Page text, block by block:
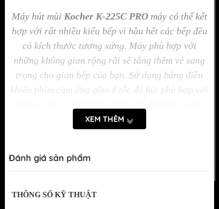
Máy hút mùi Kocher K-225C PRO máy có thể kết
hợp với rất nhiều kiểu bếp vì hầu hết các bếp đều
có kích thước tương xứng. Máy phù hợp với
những không gian rộng rãi sẽ tăng thêm vẻ sang
trọng cho gian bếp của bạn. Sử dụng bảng điều
khiển phím cảm ứng gồm 4 tốc độ hút phù hợp với
mùi cho không gian bếp nhà bạn.
XEM THÊM
Đánh giá sản phẩm
THÔNG SỐ KỸ THUẬT